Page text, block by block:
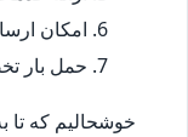
امکان
حمل بار
خوشحالیم که تا